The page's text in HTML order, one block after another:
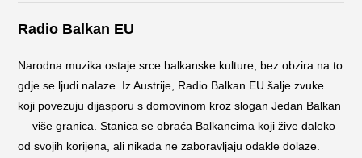
Radio Balkan EU
Narodna muzika ostaje srce balkanske kulture, bez obzira na to
gdje se ljudi nalaze. Iz Austrije, Radio Balkan EU šalje zvuke
koji povezuju dijasporu s domovinom kroz slogan Jedan Balkan
— više granica. Stanica se obraća Balkancima koji žive daleko
od svojih korijena, ali nikada ne zaboravljaju odakle dolaze.